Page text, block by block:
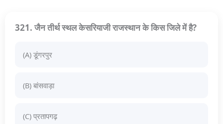
321. जैन तीर्थ स्थल केसरियाजी राजस्थान के किस जिले में है?
(A) डूंगरपुर
(B) बांसवाड़ा
(C) प्रतापगढ़